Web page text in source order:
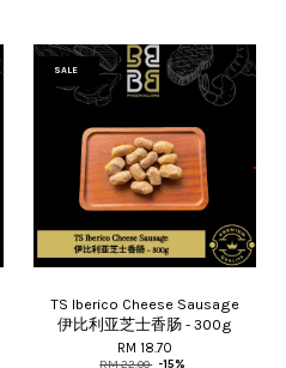
SALE
TS Iberico Cheese Sausage
伊比利亚芝士香肠 - 300g
RM 18.70
RM 22.00 -15%